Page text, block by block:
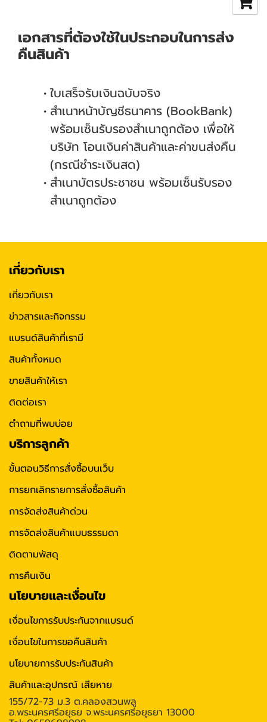
เอกสารที่ต้องใช้ในประกอบในการส่ง
คืนสินค้า
ใบเสร็จรับเงินฉบับจริง
สำเนาหน้าบัญชีธนาคาร (BookBank)
พร้อมเซ็นรับรองสำเนาถูกต้อง เพื่อให้
บริษัท โอนเงินค่าสินค้าและค่าขนส่งคืน
(กรณีชำระเงินสด)
สำเนาบัตรประชาชน พร้อมเซ็นรับรอง
สำเนาถูกต้อง
เกี่ยวกับเรา
เกี่ยวกับเรา
ข่าวสารและกิจกรรม
แบรนด์สินค้าที่เรามี
สินค้าทั้งหมด
ขายสินค้าให้เรา
ติดต่อเรา
ตำถามที่พบบ่อย
บริการลูกค้า
ขั้นตอนวิธีการสั่งซื้อบนเว็บ
การยกเลิกรายการสั่งซื้อสินค้า
การจัดส่งสินค้าด่วน
การจัดส่งสินค้าแบบธรรมดา
ติดตามพัสดุ
การคืนเงิน
นโยบายและเงื่อนไข
เงื่อนไขการรับประกันจากแบรนด์
เงื่อนไขในการขอคืนสินค้า
นโยบายการรับประกันสินค้า
สินค้าและอุปกรณ์ เสียหาย
155/72-73 ม.3 ต.คลองสวนพลู
อ.พระนครศรีอยุธย จ.พระนครศรีอยุธยา 13000